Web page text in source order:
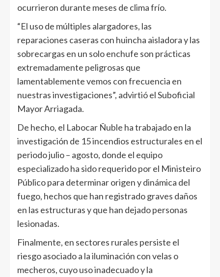
ocurrieron durante meses de clima frío.
“El uso de múltiples alargadores, las
reparaciones caseras con huincha aisladora y las
sobrecargas en un solo enchufe son prácticas
extremadamente peligrosas que
lamentablemente vemos con frecuencia en
nuestras investigaciones”, advirtió el Suboficial
Mayor Arriagada.
De hecho, el Labocar Ñuble ha trabajado en la
investigación de 15 incendios estructurales en el
periodo julio – agosto, donde el equipo
especializado ha sido requerido por el Ministeiro
Público para determinar origen y dinámica del
fuego, hechos que han registrado graves daños
en las estructuras y que han dejado personas
lesionadas.
Finalmente, en sectores rurales persiste el
riesgo asociado a la iluminación con velas o
mecheros, cuyo uso inadecuado y la